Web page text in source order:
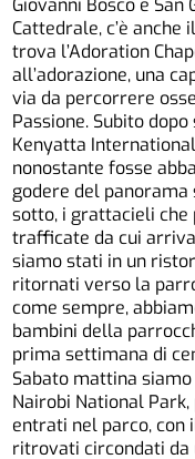
Cattedrale, c’è
trova l’Adoration
all’adorazione, una
via da percorrere
Passione. Subito
Kenyatta
nonostante fosse
godere del panorama
sotto, i grattacieli che
trafficate da cui
siamo stati in un
ritornati verso la
come sempre,
bambini della
prima settimana di
Sabato mattina
Nairobi National
entrati nel parco, con
ritrovati circondati da